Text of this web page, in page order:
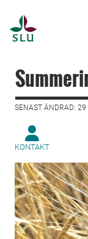
SENAST ÄNDRAD:
KONTAKT